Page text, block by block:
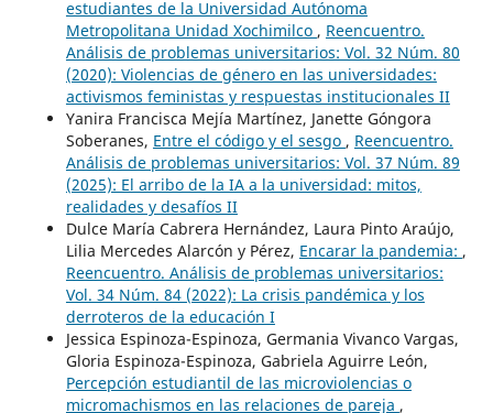
estudiantes de la Universidad Autónoma
Metropolitana Unidad Xochimilco , Reencuentro.
Análisis de problemas universitarios: Vol. 32 Núm. 80
(2020): Violencias de género en las universidades:
activismos feministas y respuestas institucionales II
Yanira Francisca Mejía Martínez, Janette Góngora
Soberanes, Entre el código y el sesgo , Reencuentro.
Análisis de problemas universitarios: Vol. 37 Núm. 89
(2025): El arribo de la IA a la universidad: mitos,
realidades y desafíos II
Dulce María Cabrera Hernández, Laura Pinto Araújo,
Lilia Mercedes Alarcón y Pérez, Encarar la pandemia: ,
Reencuentro. Análisis de problemas universitarios:
Vol. 34 Núm. 84 (2022): La crisis pandémica y los
derroteros de la educación I
Jessica Espinoza-Espinoza, Germania Vivanco Vargas,
Gloria Espinoza-Espinoza, Gabriela Aguirre León,
Percepción estudiantil de las microviolencias o
micromachismos en las relaciones de pareja ,